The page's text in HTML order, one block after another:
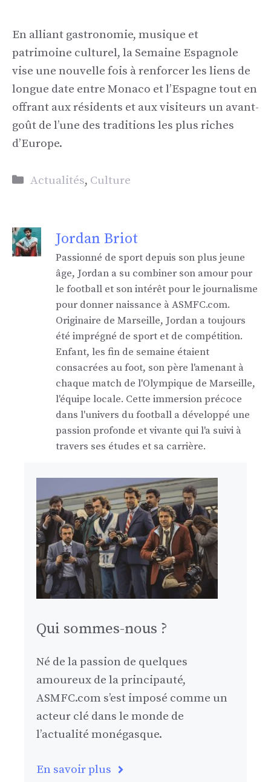
En alliant gastronomie, musique et
patrimoine culturel, la Semaine Espagnole
vise une nouvelle fois à renforcer les liens de
longue date entre Monaco et l’Espagne tout en
offrant aux résidents et aux visiteurs un avant-
goût de l’une des traditions les plus riches
d’Europe.
Catégories
Actualités, Culture
Jordan Briot
Passionné de sport depuis son plus jeune
âge, Jordan a su combiner son amour pour
le football et son intérêt pour le journalisme
pour donner naissance à ASMFC.com.
Originaire de Marseille, Jordan a toujours
été imprégné de sport et de compétition.
Enfant, les fin de semaine étaient
consacrées au foot, son père l'amenant à
chaque match de l'Olympique de Marseille,
l'équipe locale. Cette immersion précoce
dans l'univers du football a développé une
passion profonde et vivante qui l'a suivi à
travers ses études et sa carrière.
Qui sommes-nous ?
Né de la passion de quelques
amoureux de la principauté,
ASMFC.com s’est imposé comme un
acteur clé dans le monde de
l’actualité monégasque.
En savoir plus